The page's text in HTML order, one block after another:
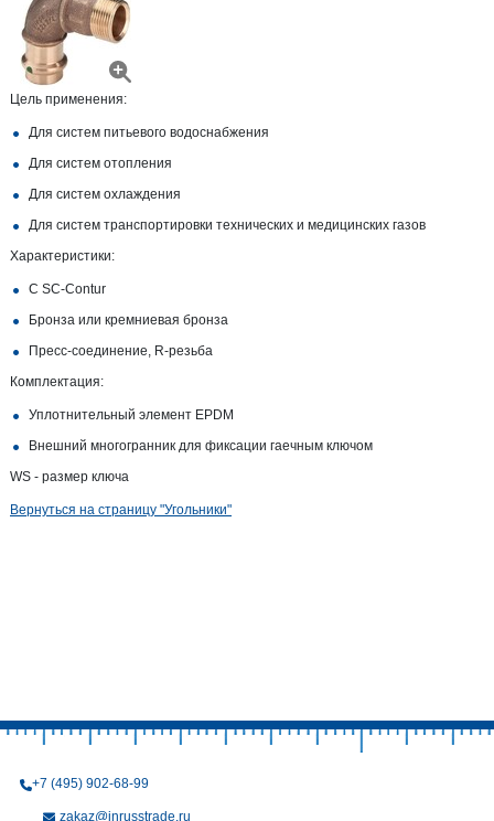
Цель применения:
Для систем питьевого водоснабжения
Для систем отопления
Для систем охлаждения
Для систем транспортировки технических и медицинских газов
Характеристики:
С SC‑Contur
Бронза или кремниевая бронза
Пресс-соединение, R-резьба
Комплектация:
Уплотнительный элемент EPDM
Внешний многогранник для фиксации гаечным ключом
WS - размер ключа
Вернуться на страницу "Угольники"
+7 (495) 902-68-99
zakaz@inrusstrade.ru